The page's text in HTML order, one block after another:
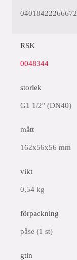
04018422266672
RSK
0048344
storlek
G1 1/2" (DN40)
mått
162x56x56 mm
vikt
0,54 kg
förpackning
påse (1 st)
gtin